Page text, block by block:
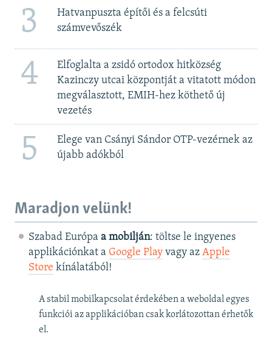
3
Hatvanpuszta építői és a felcsúti
számvevőszék
4
Elfoglalta a zsidó ortodox hitközség
Kazinczy utcai központját a vitatott módon
megválasztott, EMIH-hez köthető új
vezetés
5
Elege van Csányi Sándor OTP-vezérnek az
újabb adókból
Maradjon velünk!
Szabad Európa a mobilján: töltse le ingyenes
applikációnkat a Google Playvagy az Apple
Store kínálatából!
A stabil mobilkapcsolat érdekében a weboldal egyes
funkciói az applikációban csak korlátozottan érhetők
el.